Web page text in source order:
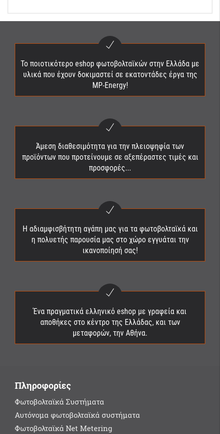
Το ποιοτικότερο eshop φωτοβολταϊκών στην Ελλάδα με
υλικά που έχουν δοκιμαστεί σε εκατοντάδες έργα της
MP-Energy!
Άμεση διαθεσιμότητα για την πλειοψηφία των
προϊόντων που προτείνουμε σε αξεπέραστες τιμές και
προσφορές...
Η αδιαμφισβήτητη αγάπη μας για τα φωτοβολταϊκά και
η πολυετής παρουσία μας στο χώρο εγγυάται την
ικανοποίησή σας!
Ένα πραγματικά ελληνικό eshop με γραφεία και
αποθήκες στο κέντρο της Ελλάδας, και των
μεταφορών, την Αθήνα.
Πληροφορίες
Φωτοβολταϊκά Συστήματα
Αυτόνομα φωτοβολταϊκά συστήματα
Φωτοβολταϊκά Net Metering